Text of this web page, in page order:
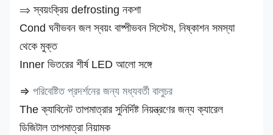
⇒ স্বয়ংক্রিয় defrosting নকশা
Cond ঘনীভবন জল স্বয়ং বাষ্পীভবন সিস্টেম, নিষ্কাশন সমস্যা
থেকে মুক্ত
Inner ভিতরের শীর্ষ LED আলো সঙ্গে
⇒ পরিবেষ্টিত প্রদর্শনের জন্য মধ্যবর্তী বালুচর
The ক্যাবিনেট তাপমাত্রার সুনির্দিষ্ট নিয়ন্ত্রণের জন্য ক্যারেল
ডিজিটাল তাপমাত্রা নিয়ামক